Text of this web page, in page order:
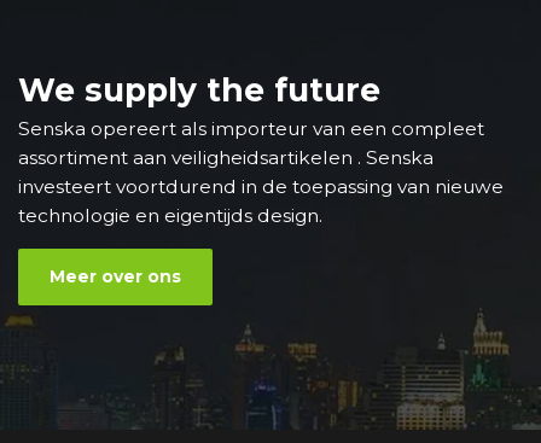
We supply the future
Senska opereert als importeur van een compleet
assortiment aan veiligheidsartikelen . Senska
investeert voortdurend in de toepassing van nieuwe
technologie en eigentijds design.
Meer over ons